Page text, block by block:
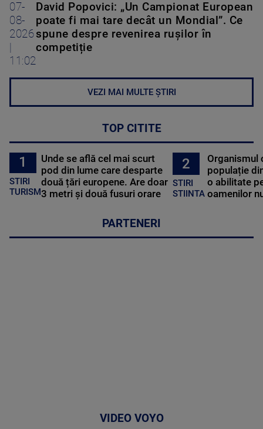
07-
08-
2026
11:02
David Popovici: „Un Campionat European
poate fi mai tare decât un Mondial”. Ce
spune despre revenirea rușilor în
competiție
VEZI MAI MULTE ȘTIRI
TOP CITITE
1
STIRI
TURISM
Unde se află cel mai scurt
pod din lume care desparte
două țări europene. Are doar
3 metri și două fusuri orare
2
STIRI
STIINTA
Organismul
populație
o abilitate
oamenilor
PARTENERI
VIDEO VOYO